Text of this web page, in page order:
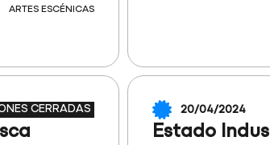
ARTES ESCÉNICAS
CERRADAS 20/04/2024
Estado